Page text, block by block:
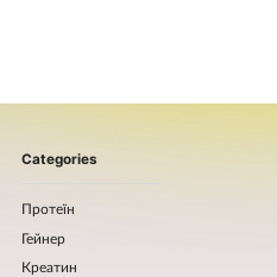
Categories
Протеїн
Гейнер
Креатин